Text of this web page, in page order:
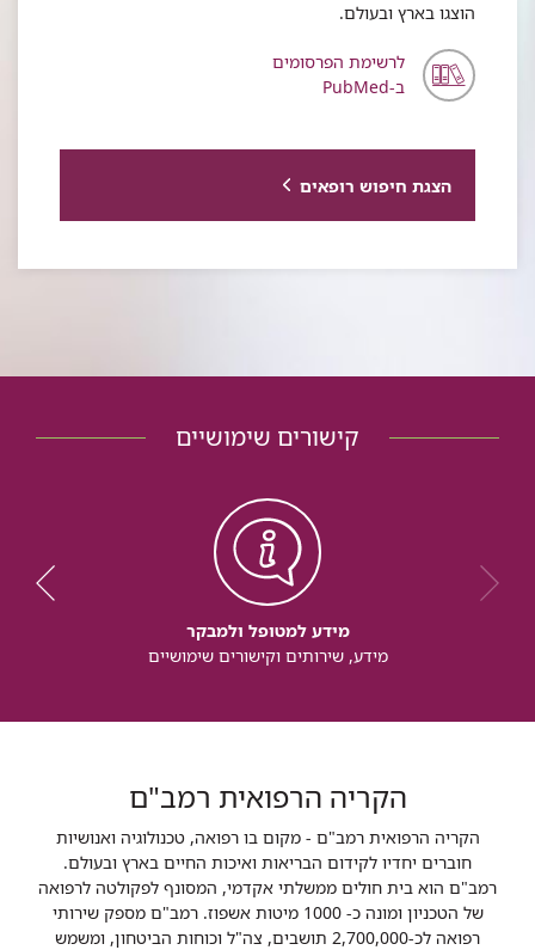
הוצגו בארץ ובעולם.
לרשימת הפרסומים
ב-PubMed
הצגת חיפוש רופאים
קישורים שימושיים
מידע למטופל ולמבקר
מידע, שירותים וקישורים שימושיים
הקריה הרפואית רמב"ם
הקריה הרפואית רמב"ם - מקום בו רפואה, טכנולוגיה ואנושיות
חוברים יחדיו לקידום הבריאות ואיכות החיים בארץ ובעולם.
רמב"ם הוא בית חולים ממשלתי אקדמי, המסונף לפקולטה לרפואה
של הטכניון ומונה כ- 1000 מיטות אשפוז. רמב"ם מספק שירותי
רפואה לכ-2,700,000 תושבים, צה"ל וכוחות הביטחון, ומשמש